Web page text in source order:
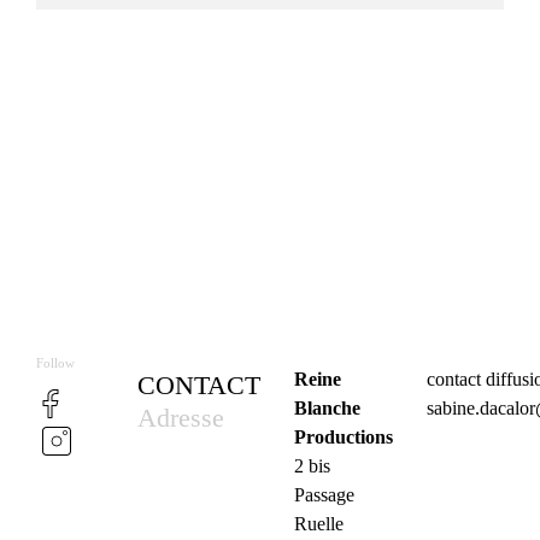
Follow
CONTACT
Adresse
Reine
Blanche
Productions
2 bis
Passage
Ruelle
contact